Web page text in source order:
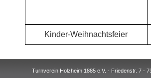
Kinder-Weihnachtsfeier
Turnverein Holzheim 1885 e.V. - Friedenstr. 7 -